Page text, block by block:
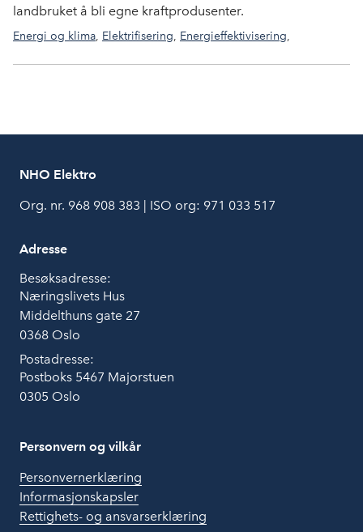
landbruket å bli egne kraftprodusenter.
Energi og klima, Elektrifisering, Energieffektivisering,
NHO Elektro
Org. nr. 968 908 383 | ISO org: 971 033 517
Adresse
Besøksadresse:
Næringslivets Hus
Middelthuns gate 27
0368 Oslo
Postadresse:
Postboks 5467 Majorstuen
0305 Oslo
Personvern og vilkår
Personvernerklæring
Informasjonskapsler
Rettighets- og ansvarserklæring